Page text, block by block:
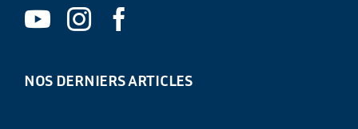
NOS DERNIERS ARTICLES